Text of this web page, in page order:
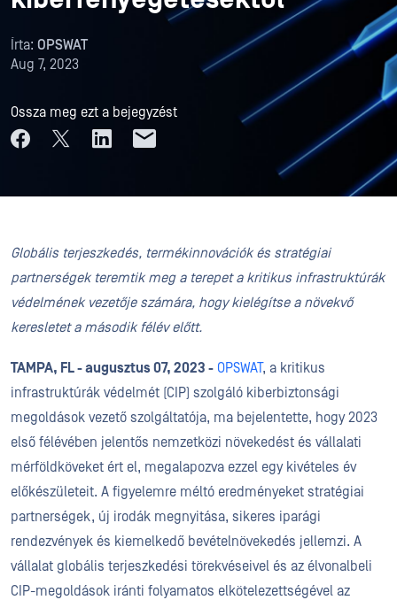
Írta: OPSWAT
Aug 7, 2023
Ossza meg ezt a bejegyzést
Globális terjeszkedés, termékinnovációk és stratégiai
partnerségek teremtik meg a terepet a kritikus infrastruktúrák
védelmének vezetője számára, hogy kielégítse a növekvő
keresletet a második félév előtt.
TAMPA, FL - augusztus 07, 2023 - OPSWAT, a kritikus
infrastruktúrák védelmét (CIP) szolgáló kiberbiztonsági
megoldások vezető szolgáltatója, ma bejelentette, hogy 2023
első félévében jelentős nemzetközi növekedést és vállalati
mérföldköveket ért el, megalapozva ezzel egy kivételes év
előkészületeit. A figyelemre méltó eredményeket stratégiai
partnerségek, új irodák megnyitása, sikeres iparági
rendezvények és kiemelkedő bevételnövekedés jellemzi. A
vállalat globális terjeszkedési törekvéseivel és az élvonalbeli
CIP-megoldások iránti folyamatos elkötelezettségével az